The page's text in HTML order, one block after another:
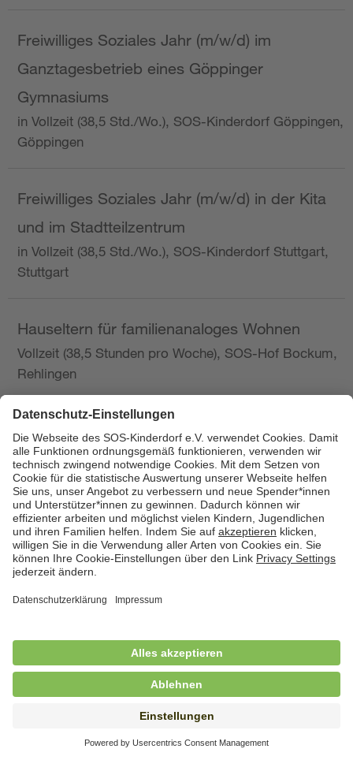
Freiwilliges Soziales Jahr (m/w/d) im
Ganztagesbetrieb eines Göppinger
Gymnasiums
in Vollzeit (38,5 Std./Wo.), SOS-Kinderdorf Göppingen,
Göppingen
Freiwilliges Soziales Jahr (m/w/d) in der Kita
und im Stadtteilzentrum
in Vollzeit (38,5 Std./Wo.), SOS-Kinderdorf Stuttgart,
Stuttgart
Hauseltern für familienanaloges Wohnen
Vollzeit (38,5 Stunden pro Woche), SOS-Hof Bockum,
Rehlingen
Hauswirtschafterin / Köchin (m/w/d) als
Ausbilderin (m/w/d) im Bereich
Nahrungszubereitung
in Vollzeit (38,5 Std./Wo.), SOS-Kinderdorf
Saarbrücken, Saarbrücken
Hauswirtschaftskraft (m/w/d)
in unbefristeter Anstellung, Teilzeit (25 Std./Wo.), SOS-